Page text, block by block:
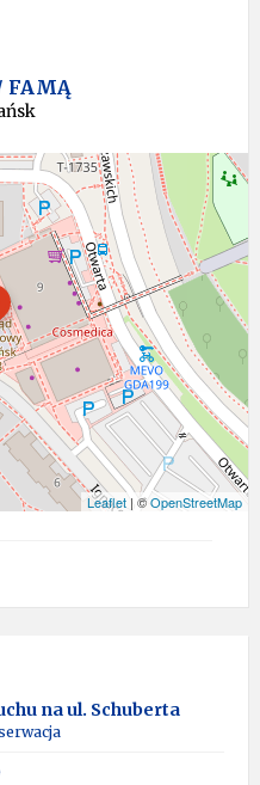
FAMĄ
Leaflet | ©OpenStreetMap
na ul. Schuberta